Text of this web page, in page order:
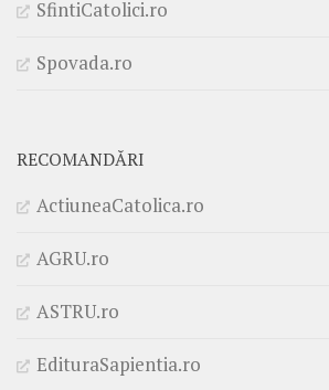
SfintiCatolici.ro
Spovada.ro
RECOMANDĂRI
ActiuneaCatolica.ro
AGRU.ro
ASTRU.ro
EdituraSapientia.ro